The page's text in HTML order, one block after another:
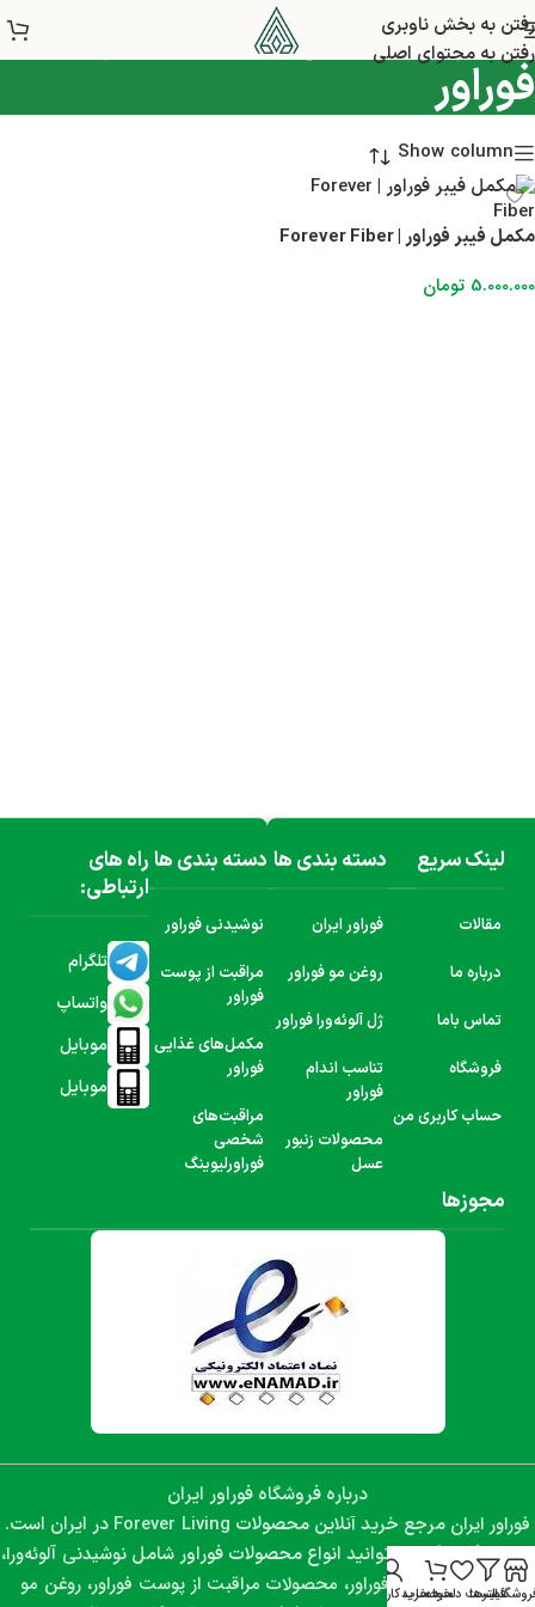
رفتن به بخش ناوبری
رفتن به محتوای اصلی
سفارش آنلاین مکمل فیبر
فوراور
Show column
مکمل فیبر فوراور | Forever Fiber
5.000.000 تومان
لینک سریع
مقالات
درباره ما
تماس باما
فروشگاه
حساب کاربری من
دسته بندی ها
فوراور ایران
روغن مو فوراور
ژل آلوئه‌ورا فوراور
تناسب اندام
فوراور
محصولات زنبور
عسل
دسته بندی ها
نوشیدنی فوراور
مراقبت از پوست
فوراور
مکمل‌های غذایی
فوراور
مراقبت‌های
شخصی
فوراورلیوینگ
راه های
ارتباطی:
تلگرام
واتساپ
موبایل
موبایل
مجوزها
درباره فروشگاه فوراور ایران
فوراور ایران مرجع خرید آنلاین محصولات Forever Living در ایران است.
در این فروشگاه می‌توانید انواع محصولات فوراور شامل نوشیدنی آلوئه‌ورا،
مکمل‌های غذایی فوراور، محصولات مراقبت از پوست فوراور، روغن مو
فیلترها
لیست دلخواهسبد خرید
حساب کاربری من